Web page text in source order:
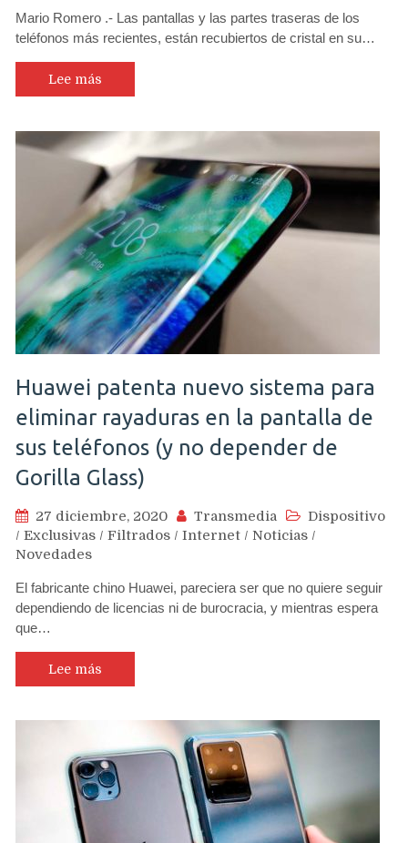
Mario Romero .- Las pantallas y las partes traseras de los
teléfonos más recientes, están recubiertos de cristal en su…
Lee más
Huawei patenta nuevo sistema para
eliminar rayaduras en la pantalla de
sus teléfonos (y no depender de
Gorilla Glass)
27 diciembre, 2020 Transmedia
Dispositivo
/ Exclusivas / Filtrados / Internet / Noticias /
Novedades
El fabricante chino Huawei, pareciera ser que no quiere seguir
dependiendo de licencias ni de burocracia, y mientras espera
que…
Lee más